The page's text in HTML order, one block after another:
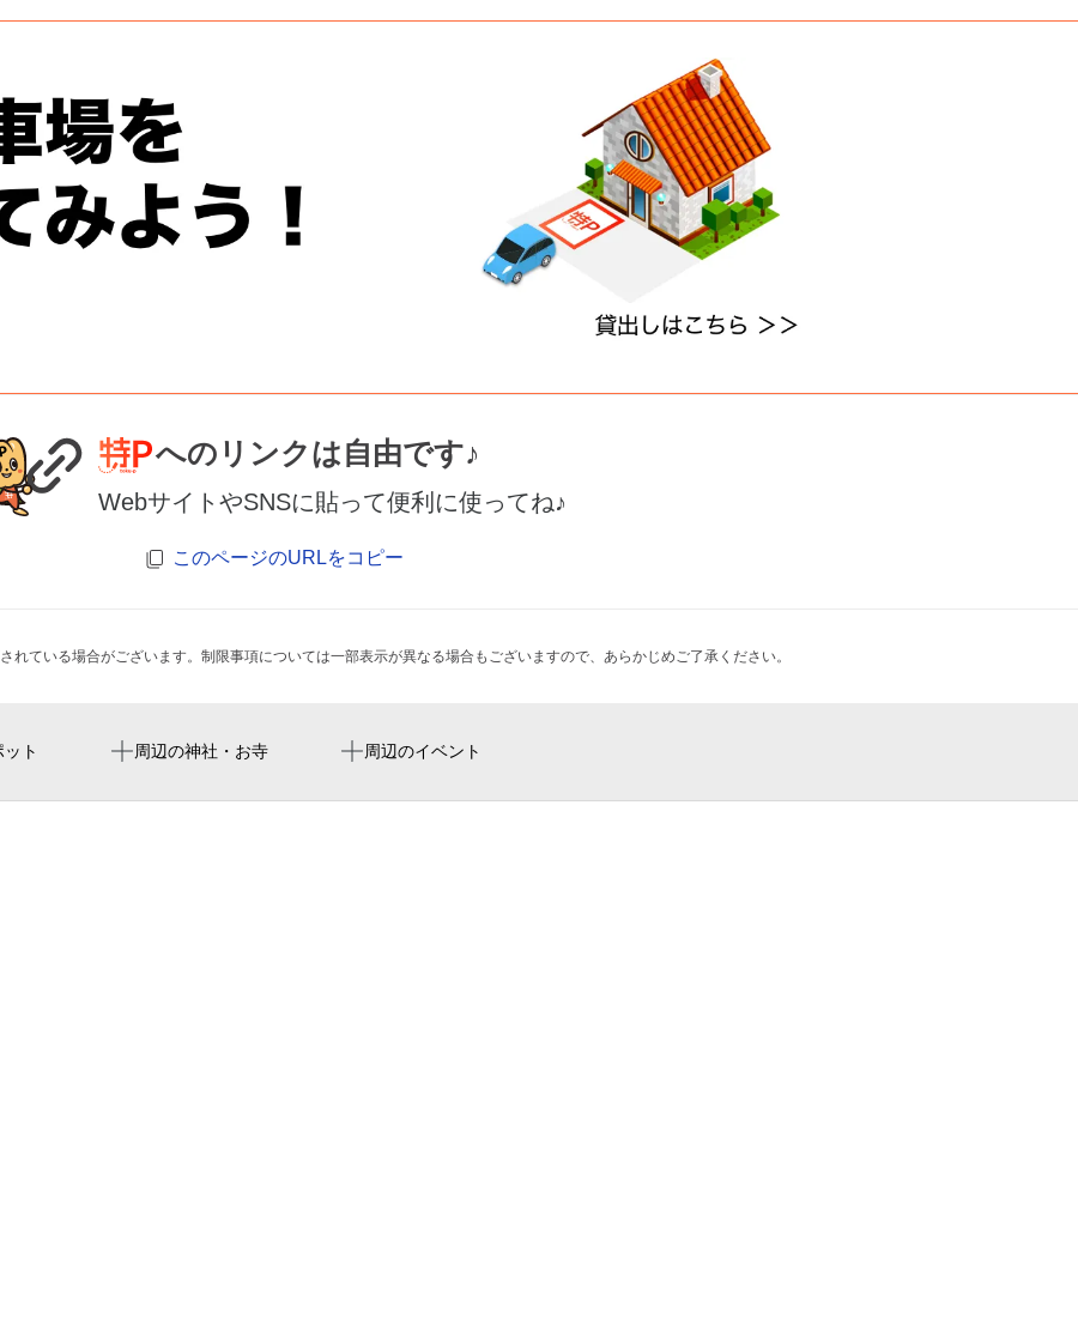
へのリンクは自由です♪
WebサイトやSNSに貼って便利に使ってね♪
このページのURLをコピー
れている場合がございます。制限事項については一部表示が異なる場合もございますので、あらかじめご了承ください。
ト 周辺の神社・お寺 周辺のイベント
中洲川端駅
olga le bon bon donuts オルガ ル ボンボン ドーナツ
順正寺
キャナル・スプラッシュ 2026